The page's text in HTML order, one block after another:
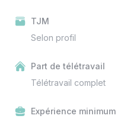
TJM
Selon profil
Part de télétravail
Télétravail complet
Expérience minimum